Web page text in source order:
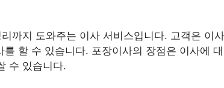
까지 도와주는 이사 서비스입니다. 고객은 이
할 수 있습니다. 포장이사의 장점은 이사에
수 있습니다.